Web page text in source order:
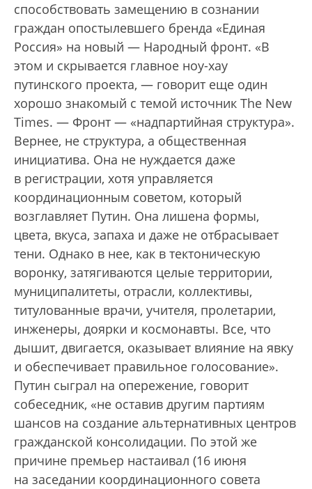
способствовать замещению в сознании
граждан опостылевшего бренда «Единая
Россия» на новый — Народный фронт. «В
этом и скрывается главное ноу-хау
путинского проекта, — говорит еще один
хорошо знакомый с темой источник The New
Times. — Фронт — «надпартийная структура».
Вернее, не структура, а общественная
инициатива. Она не нуждается даже
в регистрации, хотя управляется
координационным советом, который
возглавляет Путин. Она лишена формы,
цвета, вкуса, запаха и даже не отбрасывает
тени. Однако в нее, как в тектоническую
воронку, затягиваются целые территории,
муниципалитеты, отрасли, коллективы,
титулованные врачи, учителя, пролетарии,
инженеры, доярки и космонавты. Все, что
дышит, двигается, оказывает влияние на явку
и обеспечивает правильное голосование».
Путин сыграл на опережение, говорит
собеседник, «не оставив другим партиям
шансов на создание альтернативных центров
гражданской консолидации. По этой же
причине премьер настаивал (16 июня
на заседании координационного совета